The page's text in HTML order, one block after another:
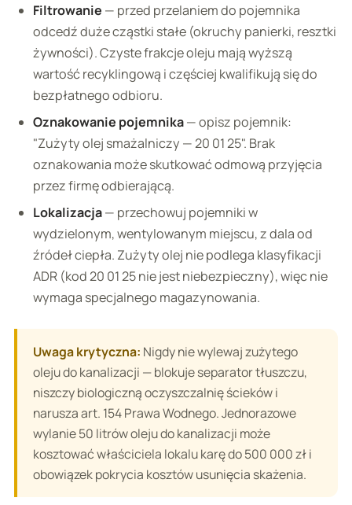
Filtrowanie — przed przelaniem do pojemnika
odcedź duże cząstki stałe (okruchy panierki, resztki
żywności). Czyste frakcje oleju mają wyższą
wartość recyklingową i częściej kwalifikują się do
bezpłatnego odbioru.
Oznakowanie pojemnika— opisz pojemnik:
"Zużyty olej smażalniczy — 20 01 25". Brak
oznakowania może skutkować odmową przyjęcia
przez firmę odbierającą.
Lokalizacja— przechowuj pojemniki w
wydzielonym, wentylowanym miejscu, z dala od
źródeł ciepła. Zużyty olej nie podlega klasyfikacji
ADR (kod 20 01 25 nie jest niebezpieczny), więc nie
wymaga specjalnego magazynowania.
Uwaga krytyczna: Nigdy nie wylewaj zużytego
oleju do kanalizacji — blokuje separator tłuszczu,
niszczy biologiczną oczyszczalnię ścieków i
narusza art. 154 Prawa Wodnego. Jednorazowe
wylanie 50 litrów oleju do kanalizacji może
kosztować właściciela lokalu karę do 500 000 zł i
obowiązek pokrycia kosztów usunięcia skażenia.